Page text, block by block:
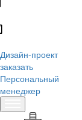
Дизайн-проект
заказать
Персональный
менеджер